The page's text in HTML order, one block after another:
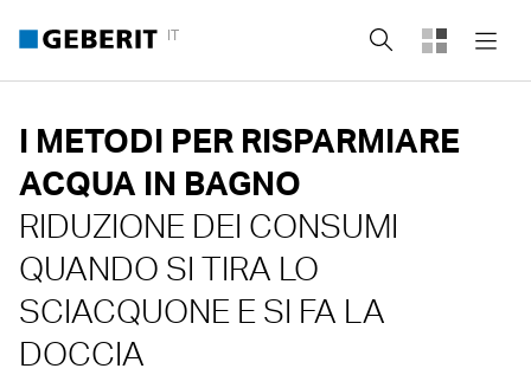
IT Cerca
I METODI PER RISPARMIARE
ACQUA IN BAGNO
RIDUZIONE DEI CONSUMI
QUANDO SI TIRA LO
SCIACQUONE E SI FA LA
DOCCIA